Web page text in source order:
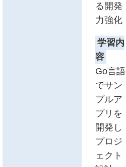
る開発
力強化
学習内
容
Go言語
でサン
プルア
プリを
開発し
プロジ
ェクト